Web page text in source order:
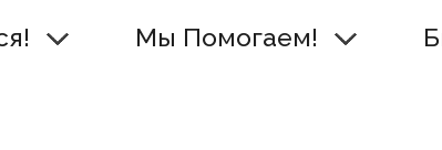
Мы Помогаем!